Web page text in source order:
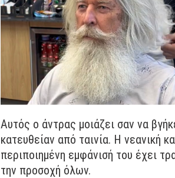
Αυτός ο άντρας μοιάζει σαν να
κατευθείαν από ταινία. Η νεανική
περιποιημένη εμφάνισή του έχει
την προσοχή όλων.